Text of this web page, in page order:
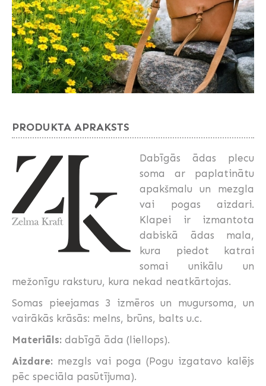
PRODUKTA APRAKSTS
Dabīgās ādas plecu
soma ar paplatinātu
apakšmalu un mezgla
vai pogas aizdari.
Klapei ir izmantota
dabiskā ādas mala,
kura piedot katrai
somai unikālu un
mežonīgu raksturu, kura nekad neatkārtojas.
Somas pieejamas 3 izmēros un mugursoma, un
vairākās krāsās: melns, brūns, balts u.c.
Materiāls: dabīgā āda (liellops).
Aizdare: mezgls vai poga (Pogu izgatavo kalējs
pēc speciāla pasūtījuma).